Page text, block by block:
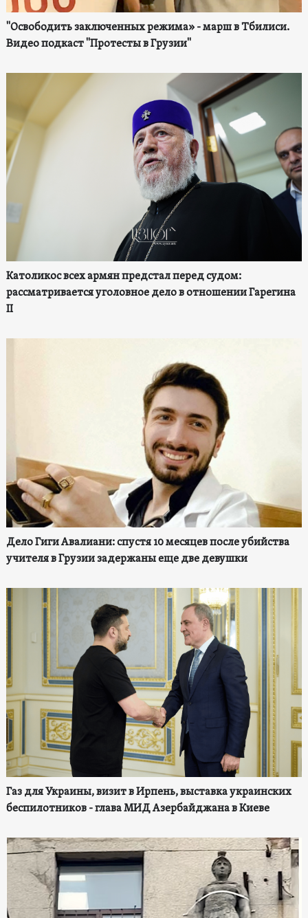
"Освободить заключенных режима» - марш в Тбилиси.
Видео подкаст "Протесты в Грузии"
Католикос всех армян предстал перед судом:
рассматривается уголовное дело в отношении Гарегина
II
Дело Гиги Авалиани: спустя 10 месяцев после убийства
учителя в Грузии задержаны еще две девушки
Газ для Украины, визит в Ирпень, выставка украинских
беспилотников - глава МИД Азербайджана в Киеве